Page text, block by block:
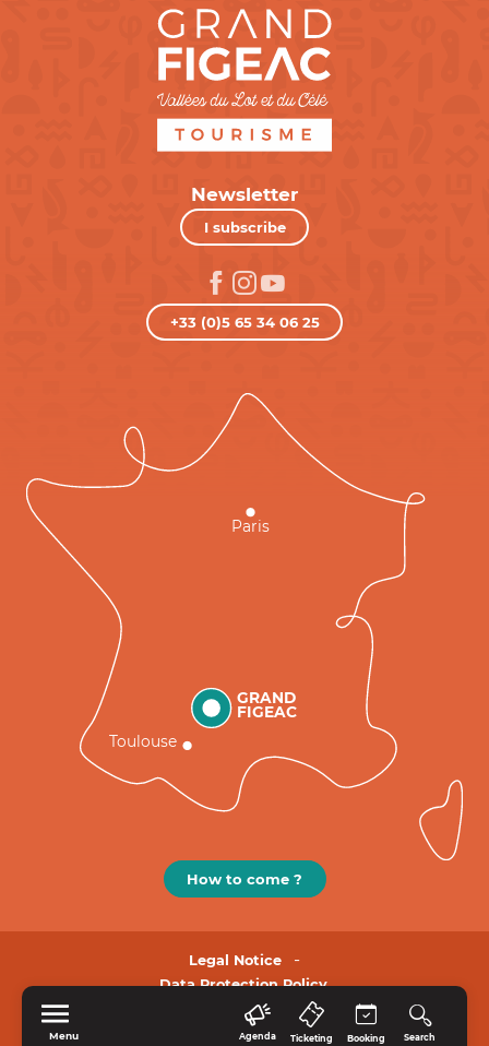
Menu Agenda Ticketing Booking Search
Newsletter
I subscribe
+33 (0)5 65 34 06 25
GRAND
FIGEAC
Toulouse
Paris
How to come ?
Legal Notice
Data Protection Policy.